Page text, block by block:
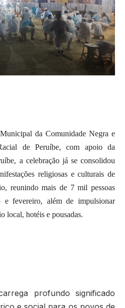
da Comunidade Negra e
de Peruíbe, com apoio da
a celebração já se consolidou
religiosas e culturais de
reunindo mais de 7 mil pessoas
e fevereiro, além de impulsionar
local, hotéis e pousadas.
profundo significado